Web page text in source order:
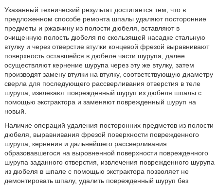
Указанный технический результат достигается тем, что в
предложенном способе ремонта шпалы удаляют посторонние
предметы и ржавчину из полости дюбеля, вставляют в
очищенную полость дюбеля по скользящей насадке стальную
втулку и через отверстие втулки концевой фрезой выравнивают
поверхность оставшейся в дюбеле части шурупа, далее
осуществляют кернение шурупа через эту же втулку, затем
производят замену втулки на втулку, соответствующую диаметру
сверла для последующего рассверливания отверстия в теле
шурупа, извлекают поврежденный шуруп из дюбеля шпалы с
помощью экстрактора и заменяют поврежденный шуруп на
новый.
Наличие операций удаления посторонних предметов из полости
дюбеля, выравнивания фрезой поверхности поврежденного
шурупа, кернения и дальнейшего рассверливания
образовавшегося на выровненной поверхности поврежденного
шурупа заданного отверстия, извлечения поврежденного шурупа
из дюбеля в шпале с помощью экстрактора позволяет не
демонтировать шпалу, удалить поврежденный шуруп без